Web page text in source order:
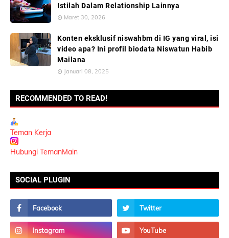
Istilah Dalam Relationship Lainnya
Maret 30, 2026
Konten eksklusif niswahbm di IG yang viral, isi
video apa? Ini profil biodata Niswatun Habib
Mailana
Januari 08, 2025
RECOMMENDED TO READ!
Teman Kerja
Hubungi TemanMain
SOCIAL PLUGIN